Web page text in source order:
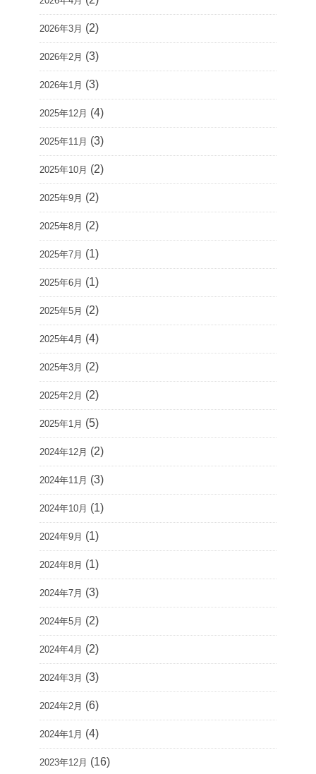
2026年3月 (2)
2026年2月 (3)
2026年1月 (3)
2025年12月 (4)
2025年11月 (3)
2025年10月 (2)
2025年9月 (2)
2025年8月 (2)
2025年7月 (1)
2025年6月 (1)
2025年5月 (2)
2025年4月 (4)
2025年3月 (2)
2025年2月 (2)
2025年1月 (5)
2024年12月 (2)
2024年11月 (3)
2024年10月 (1)
2024年9月 (1)
2024年8月 (1)
2024年7月 (3)
2024年5月 (2)
2024年4月 (2)
2024年3月 (3)
2024年2月 (6)
2024年1月 (4)
2023年12月 (16)